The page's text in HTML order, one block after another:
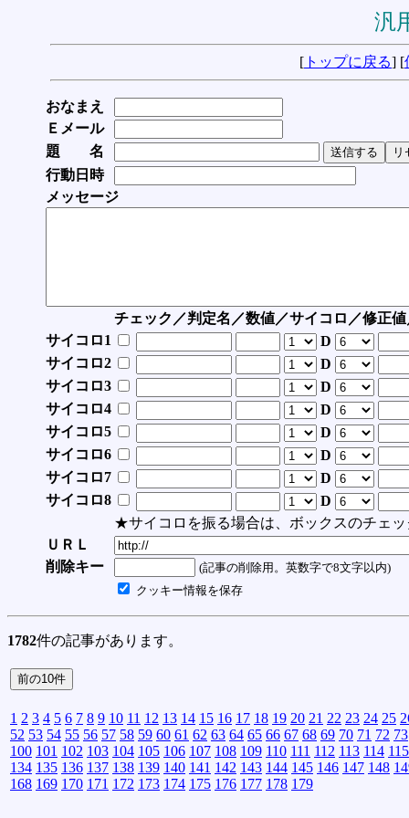
汎
[ トップに戻る] [
おなまえ
Ｅメール
題 名
行動日時
メッセージ
チェック／判定名／数値／サイコロ／修正
サイコロ1
D
サイコロ2
D
サイコロ3
D
サイコロ4
D
サイコロ5
D
サイコロ6
D
サイコロ7
D
サイコロ8
D
★サイコロを振る場合は、ボックスのチェッ
ＵＲＬ
削除キー
(記事の削除用。英数字で8文字以内)
クッキー情報を保存
1782件の記事があります。
1 2 3 4 5 6 7 8 9 10 11 12 13 14 15 16 17 18 19 20 21 22 23 24 25
52 53 54 55 56 57 58 59 60 61 62 63 64 65 66 67 68 69 70 71 72 73
100 101 102 103 104 105 106 107 108 109 110 111 112 113 114 115
134 135 136 137 138 139 140 141 142 143 144 145 146 147 148
168 169 170 171 172 173 174 175 176 177 178 179